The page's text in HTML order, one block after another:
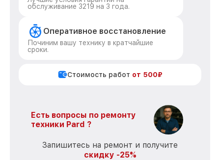
обслуживание 3219 на 3 года.
Оперативное восстановление
Починим вашу технику в кратчайшие
сроки.
Стоимость работ от 500₽
Есть вопросы по ремонту
техники Pard ?
Запишитесь на ремонт и получите
скидку -25%